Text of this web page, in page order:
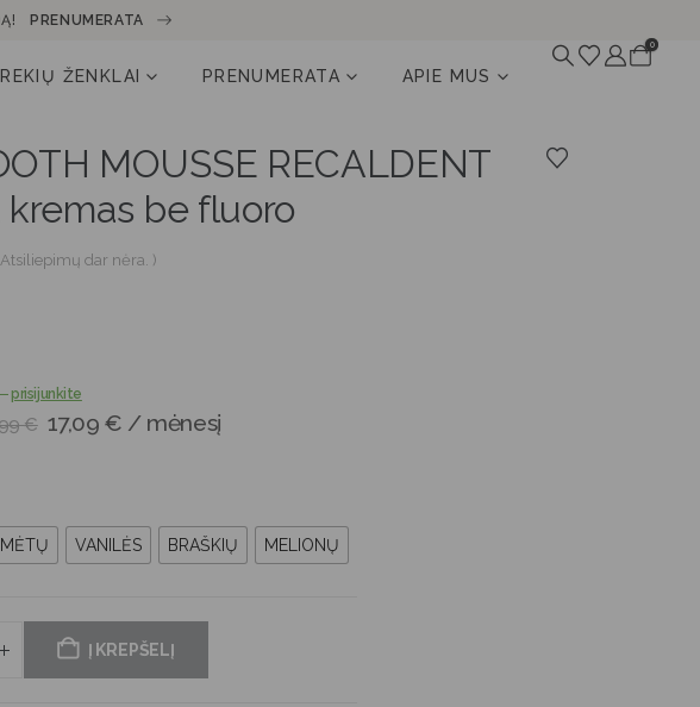
PRENUMERATA
ŽENKLAI PRENUMERATA APIE MUS
0
MOUSSE RECALDENT
be fluoro
dar nėra. )
prisijunkite
€ 17,09€ / mėnesį
MĖTŲ VANILĖS BRAŠKIŲ MELIONŲ
Į KREPŠELĮ